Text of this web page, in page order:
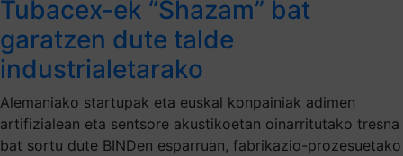
Tubacex-ek “Shazam” bat
garatzen dute talde
industrialetarako
Alemaniako startupak eta euskal konpainiak adimen
artifizialean eta sentsore akustikoetan oinarritutako tresna
bat sortu dute BINDen esparruan, fabrikazio-prozesuetako